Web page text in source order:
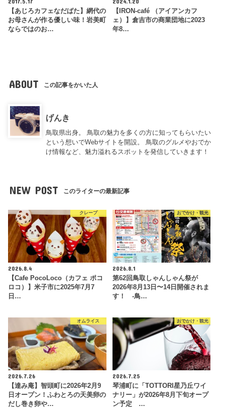
【あじろカフェなだばた】網代の
お母さんが作る優しい味！岩美町
ならではのお…
【IRON-café （アイアンカフ
ェ）】倉吉市の商業団地に2023
年8…
ABOUT この記事をかいた人
げんき
鳥取県出身。 鳥取の魅力を多くの方に知ってもらいたい
という想いでWebサイトを開設。 鳥取のグルメやおでか
け情報など、魅力溢れるスポットを発信していきます！
NEW POST このライターの最新記事
クレープ
2026.8.4
【Cafe PocoLoco（カフェ ポコ
ロコ）】米子市に2025年7月7
日…
おでかけ・観光
2026.8.1
第62回鳥取しゃんしゃん祭が
2026年8月13日〜14日開催されま
す！ -鳥…
オムライス
2026.7.26
【達み庵】智頭町に2026年2月9
日オープン！ふわとろの天美卵の
だし巻き卵や…
おでかけ・観光
2026.7.25
琴浦町に「TOTTORI星乃丘ワイ
ナリー」が2026年8月下旬オープ
ン予定 …